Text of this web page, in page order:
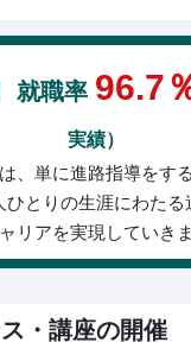
就職率 96.7
実績）
、単に進路指導をす
ひとりの生涯にわた
リアを実現していきま
・講座の開催